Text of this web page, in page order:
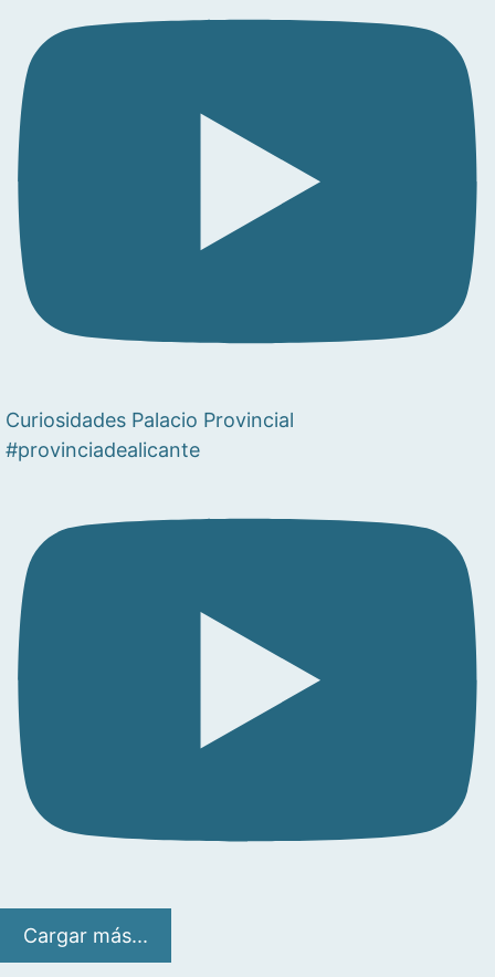
Curiosidades Palacio Provincial
#provinciadealicante
Cargar más...